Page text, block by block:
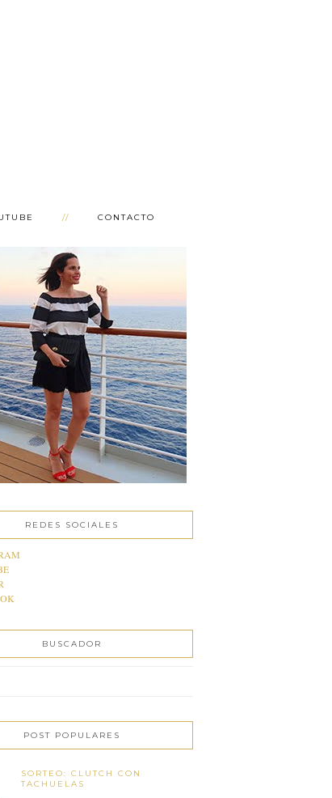
CONTACTO
REDES SOCIALES
BUSCADOR
POST POPULARES
SORTEO: CLUTCH CON
TACHUELAS